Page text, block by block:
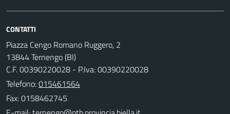
CONTATTI
Piazza Cengo Romano Ruggero, 2
13844 Ternengo (BI)
C.F. 00390220028 - P.Iva: 00390220028
Telefono:015461564
Fax: 0158462745